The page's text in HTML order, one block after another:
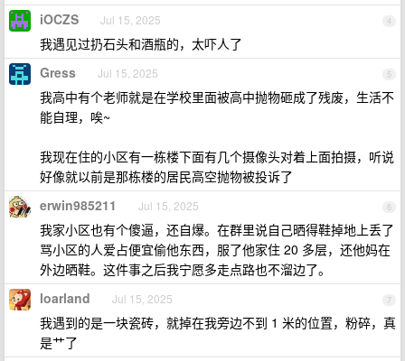
4
iOCZS Jul 15, 2025
我遇见过扔石头和酒瓶的，太吓人了
5
Gress Jul 15, 2025
我高中有个老师就是在学校里面被高中抛物砸成了残废，生活不
能自理，唉~
我现在住的小区有一栋楼下面有几个摄像头对着上面拍摄，听说
好像就以前是那栋楼的居民高空抛物被投诉了
6
erwin985211 Jul 15, 2025
我家小区也有个傻逼，还自爆。在群里说自己晒得鞋掉地上丢了
骂小区的人爱占便宜偷他东西，服了他家住 20 多层，还他妈在
外边晒鞋。这件事之后我宁愿多走点路也不溜边了。
7
loarland Jul 15, 2025
我遇到的是一块瓷砖，就掉在我旁边不到 1 米的位置，粉碎，真
是艹了